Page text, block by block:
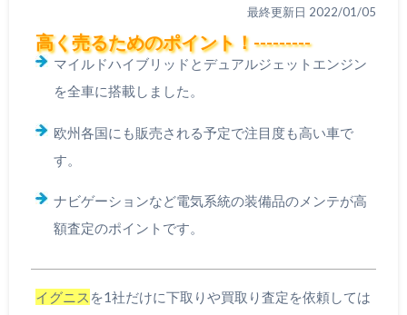
最終更新日 2022/01/05
高く売るためのポイント！---------
マイルドハイブリッドとデュアルジェットエンジン
を全車に搭載しました。
欧州各国にも販売される予定で注目度も高い車で
す。
ナビゲーションなど電気系統の装備品のメンテが高
額査定のポイントです。
イグニス を1社だけに下取りや買取り査定を依頼しては